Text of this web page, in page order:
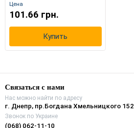
Цена
101.66 грн.
Купить
Связаться с нами
Нас можно найти по адресу
г. Днепр, пр.Богдана Хмельницкого 152
Звонок по Украине
(068) 062-11-10